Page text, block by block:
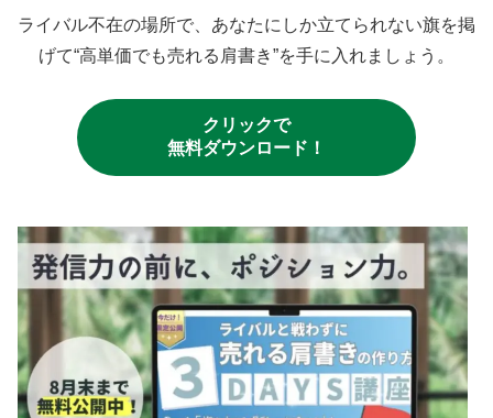
ライバル不在の場所で、あなたにしか立てられない旗を掲
げて“高単価でも売れる肩書き”を手に入れましょう。
クリックで
無料ダウンロード！